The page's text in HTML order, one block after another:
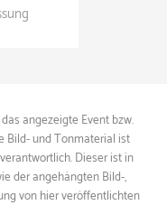
angezeigte Event bzw.
Bild- und Tonmaterial ist
Dieser ist in
der angehängten Bild-,
von hier veröffentlichten